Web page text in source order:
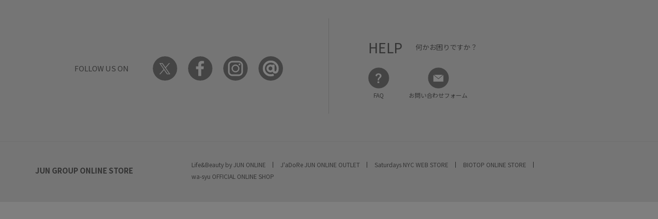
FOLLOW US ON
HELP 何かお困りですか？
FAQ お問い合わせフォーム
JUN GROUP ONLINE STORE
Life&Beauty by JUN ONLINE J'aDoRe JUN ONLINE OUTLET Saturdays NYC WEB STORE
BIOTOP ONLINE STORE
wa-syu OFFICIAL ONLINE SHOP